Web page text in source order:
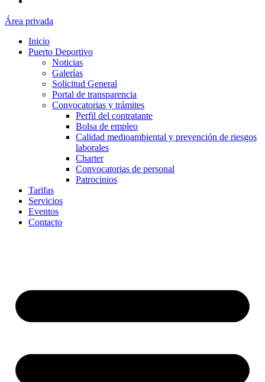
Área privada
Inicio
Puerto Deportivo
Noticias
Galerías
Solicitud General
Portal de transparencia
Convocatorias y trámites
Perfil del contratante
Bolsa de empleo
Calidad medioambiental y prevención de riesgos
laborales
Charter
Convocatorias de personal
Patrocinios
Tarifas
Servicios
Eventos
Contacto